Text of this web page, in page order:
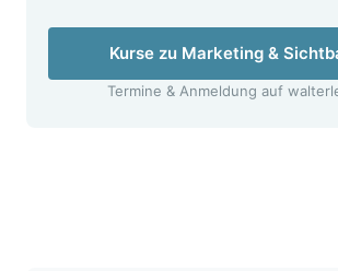
Kurse zu Marketing &
Termine & Anmeldung auf